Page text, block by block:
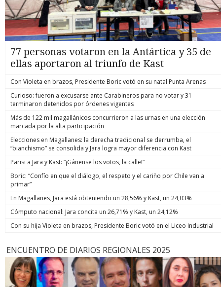
77 personas votaron en la Antártica y 35 de
ellas aportaron al triunfo de Kast
Con Violeta en brazos, Presidente Boric votó en su natal Punta Arenas
Curioso: fueron a excusarse ante Carabineros para no votar y 31
terminaron detenidos por órdenes vigentes
Más de 122 mil magallánicos concurrieron a las urnas en una elección
marcada por la alta participación
Elecciones en Magallanes: la derecha tradicional se derrumba, el
“bianchismo” se consolida y Jara logra mayor diferencia con Kast
Parisi a Jara y Kast: “¡Gánense los votos, la calle!”
Boric: “Confío en que el diálogo, el respeto y el cariño por Chile van a
primar”
En Magallanes, Jara está obteniendo un 28,56% y Kast, un 24,03%
Cómputo nacional: Jara concita un 26,71% y Kast, un 24,12%
Con su hija Violeta en brazos, Presidente Boric votó en el Liceo Industrial
ENCUENTRO DE DIARIOS REGIONALES 2025